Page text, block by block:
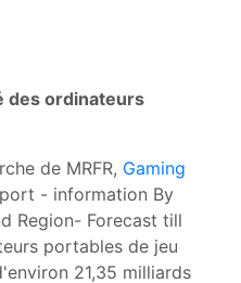
des ordinateurs
de MRFR, Gaming
- information By
Region- Forecast till
portables de jeu
21,35 milliards